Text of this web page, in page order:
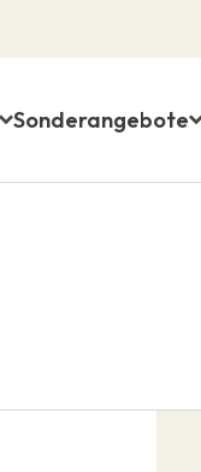
Sonderangebote